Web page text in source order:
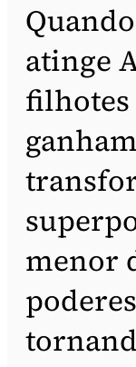
atinge
filhotes
menor